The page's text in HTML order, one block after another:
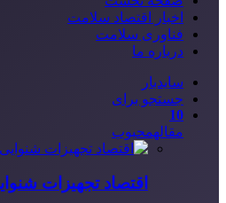
اخبار اقتصاد سلامت
فناوری سلامت
درباره ما
سایدبار
جستجو برای
10
مقالهمحبوب
اقتصاد تجهیزات